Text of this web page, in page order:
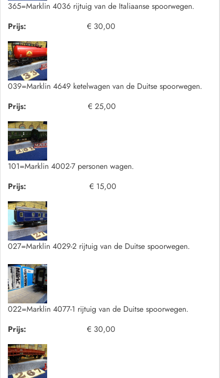
365=Marklin 4036 rijtuig van de Italiaanse spoorwegen.
Prijs:
€ 30,00
039=Marklin 4649 ketelwagen van de Duitse spoorwegen.
Prijs:
€ 25,00
101=Marklin 4002-7 personen wagen.
Prijs:
€ 15,00
027=Marklin 4029-2 rijtuig van de Duitse spoorwegen.
022=Marklin 4077-1 rijtuig van de Duitse spoorwegen.
Prijs:
€ 30,00